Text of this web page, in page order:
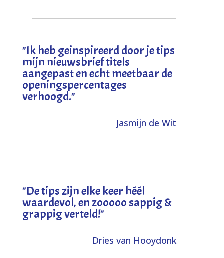
"Ik heb geinspireerd door je tips
mijn nieuwsbrief titels
aangepast en echt meetbaar de
openingspercentages
verhoogd."
Jasmijn de Wit
"De tips zijn elke keer héél
waardevol, en zooooo sappig &
grappig verteld!"
Dries van Hooydonk